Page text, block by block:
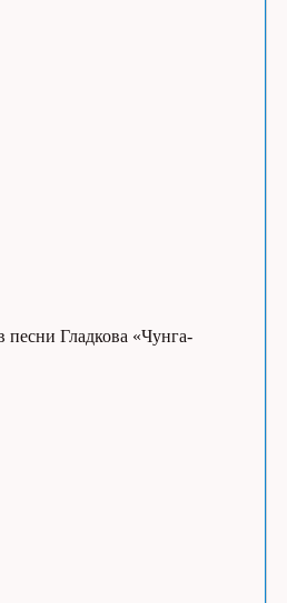
Гладкова «Чунга-